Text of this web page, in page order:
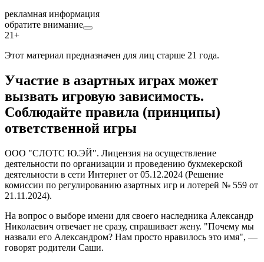
рекламная информация
обратите внимание
21+
Этот материал предназначен для лиц старше 21 года.
Участие в азартных играх может
вызвать игровую зависимость.
Соблюдайте правила (принципы)
ответственной игры
ООО "СЛОТС Ю.ЭЙ". Лицензия на осуществление
деятельности по организации и проведению букмекерской
деятельности в сети Интернет от 05.12.2024 (Решение
комиссии по регулированию азартных игр и лотерей № 559 от
21.11.2024).
На вопрос о выборе имени для своего наследника Александр
Николаевич отвечает не сразу, спрашивает жену. "Почему мы
назвали его Александром? Нам просто нравилось это имя", —
говорят родители Саши.